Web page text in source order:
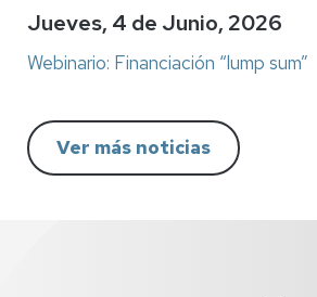
Jueves, 4 de Junio, 2026
Webinario: Financiación “lump sum”
Ver más noticias